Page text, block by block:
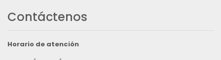
Contáctenos
Horario de atención